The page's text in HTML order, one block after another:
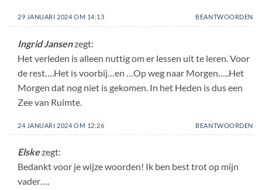
29 JANUARI 2024 OM 14:13 BEANTWOORDEN
Ingrid Jansenzegt:
Het verleden is alleen nuttig om er lessen uit te leren. Voor
de rest….Het is voorbij…en …Op weg naar Morgen…..Het
Morgen dat nog niet is gekomen. In het Heden is dus een
Zee van Ruimte.
24 JANUARI 2024 OM 12:26 BEANTWOORDEN
Elskezegt:
Bedankt voor je wijze woorden! Ik ben best trot op mijn
vader….